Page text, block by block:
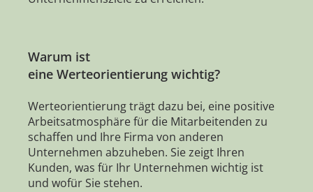
Warum ist
eine Werteorientierung wichtig?
Werteorientierung trägt dazu bei, eine positive
Arbeitsatmosphäre für die Mitarbeitenden zu
schaffen und Ihre Firma von anderen
Unternehmen abzuheben. Sie zeigt Ihren
Kunden, was für Ihr Unternehmen wichtig ist
und wofür Sie stehen.